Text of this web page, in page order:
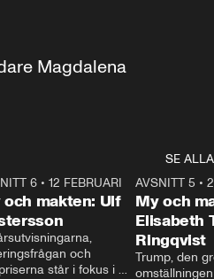
Magdalena
SE ALLA
27:30
6 •12 FEBRUARI
och makten: Ulf
och
står i fokus i
AVSNITT 5 •
My och
Elisabeth
Ringqvist
Trump, den